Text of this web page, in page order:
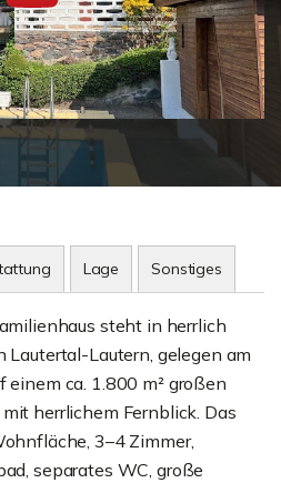
Lage Sonstiges
steht in herrlich
Lautertal-Lautern, gelegen am
einem ca. 1.800 m² großen
herrlichem Fernblick. Das
3–4 Zimmer,
separates WC, große